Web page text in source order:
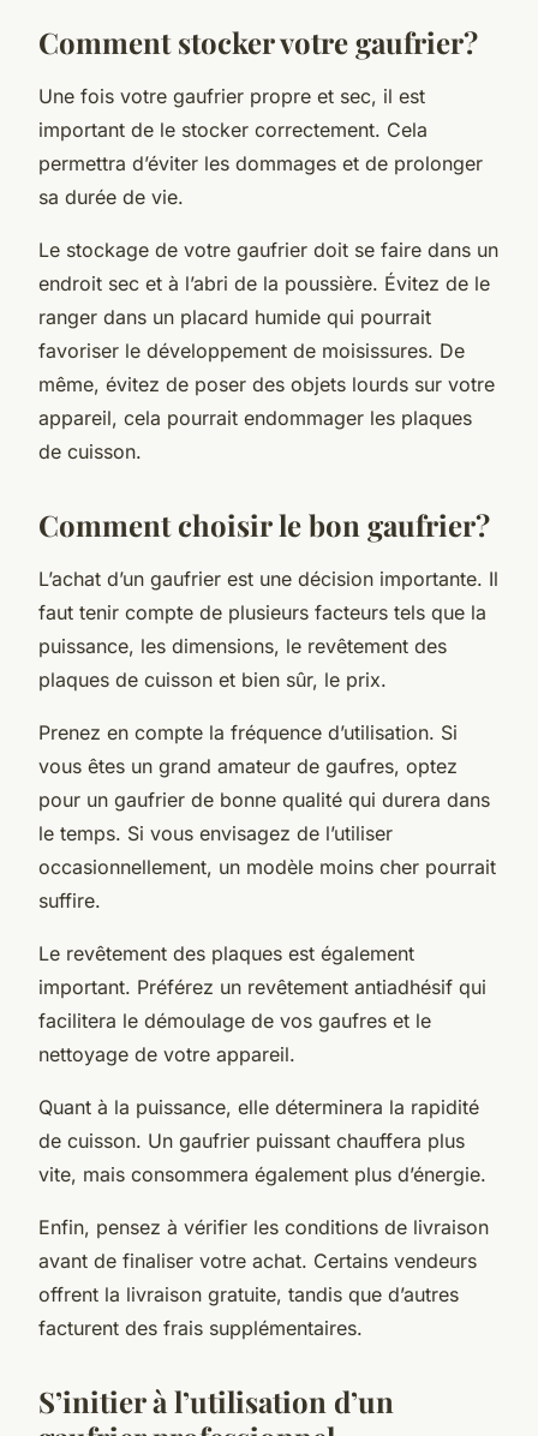
Comment stocker votre gaufrier?
Une fois votre gaufrier propre et sec, il est
important de le stocker correctement. Cela
permettra d’éviter les dommages et de prolonger
sa durée de vie.
Le stockage de votre gaufrier doit se faire dans un
endroit sec et à l’abri de la poussière. Évitez de le
ranger dans un placard humide qui pourrait
favoriser le développement de moisissures. De
même, évitez de poser des objets lourds sur votre
appareil, cela pourrait endommager les plaques
de cuisson.
Comment choisir le bon gaufrier?
L’achat d’un gaufrier est une décision importante. Il
faut tenir compte de plusieurs facteurs tels que la
puissance, les dimensions, le revêtement des
plaques de cuisson et bien sûr, le prix.
Prenez en compte la fréquence d’utilisation. Si
vous êtes un grand amateur de gaufres, optez
pour un gaufrier de bonne qualité qui durera dans
le temps. Si vous envisagez de l’utiliser
occasionnellement, un modèle moins cher pourrait
suffire.
Le revêtement des plaques est également
important. Préférez un revêtement antiadhésif qui
facilitera le démoulage de vos gaufres et le
nettoyage de votre appareil.
Quant à la puissance, elle déterminera la rapidité
de cuisson. Un gaufrier puissant chauffera plus
vite, mais consommera également plus d’énergie.
Enfin, pensez à vérifier les conditions de livraison
avant de finaliser votre achat. Certains vendeurs
offrent la livraison gratuite, tandis que d’autres
facturent des frais supplémentaires.
S’initier à l’utilisation d’un